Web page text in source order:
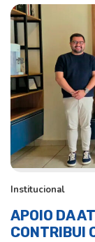
Institucional
APOIO DA
CONTRIBUI